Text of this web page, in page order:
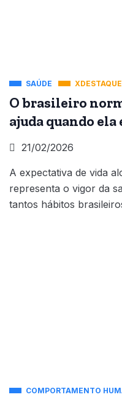
SAÚDE
O brasileiro
ajuda quando
21/02/2026
A expectativa de vida
representa o vigor da
tantos hábitos
COMPORTAMENTO